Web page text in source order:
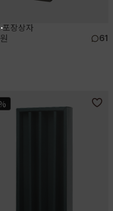
장상자
61